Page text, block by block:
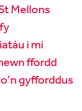
Mellons
i mi
ffordd
gyfforddus